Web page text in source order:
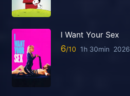
I Want Your Sex
6 1h 30min 2026